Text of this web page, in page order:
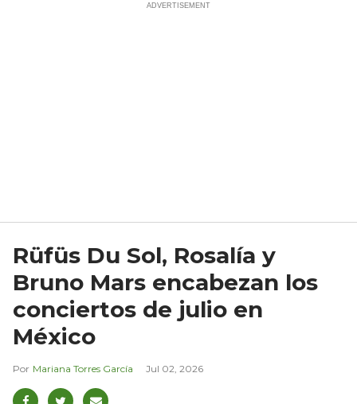
Rüfüs Du Sol, Rosalía y
Bruno Mars encabezan los
conciertos de julio en
México
Mariana Torres García Jul 02, 2026